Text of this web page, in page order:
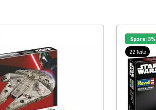
Spare: 3%
22 Teile